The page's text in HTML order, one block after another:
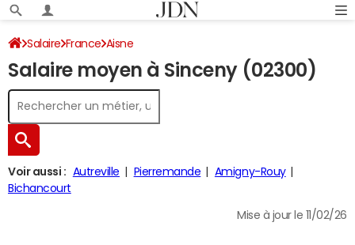
Salaire France Aisne
Salaire moyen à Sinceny (02300)
Voir aussi : Autreville Pierremande
Amigny-Rouy
Bichancourt
Mise à jour le 11/02/26